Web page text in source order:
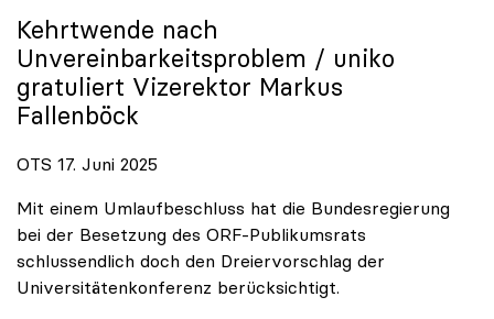
Kehrtwende nach
Unvereinbarkeitsproblem / uniko
gratuliert Vizerektor Markus
Fallenböck
OTS 17. Juni 2025
Mit einem Umlaufbeschluss hat die Bundesregierung
bei der Besetzung des ORF-Publikumsrats
schlussendlich doch den Dreiervorschlag der
Universitätenkonferenz berücksichtigt.